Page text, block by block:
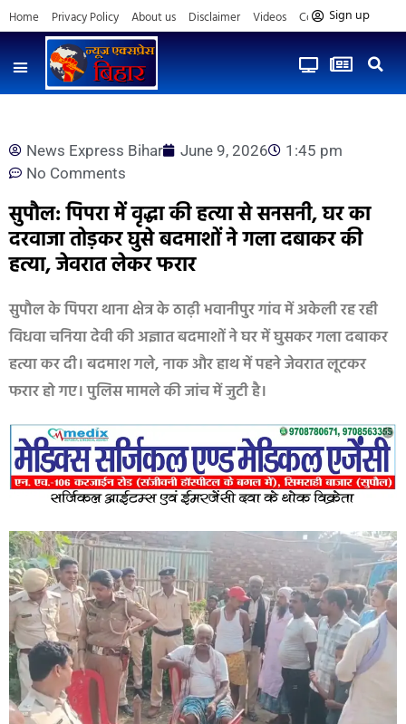
Home Privacy Policy About us Disclaimer Videos Contact us
Sign up
News Express Bihar June 9, 2026
1:45 pm
No Comments
सुपौल: पिपरा में वृद्धा की हत्या से सनसनी, घर का
दरवाजा तोड़कर घुसे बदमाशों ने गला दबाकर की
हत्या, जेवरात लेकर फरार
सुपौल के पिपरा थाना क्षेत्र के ठाढ़ी भवानीपुर गांव में अकेली रह रही
विधवा चनिया देवी की अज्ञात बदमाशों ने घर में घुसकर गला दबाकर
हत्या कर दी। बदमाश गले, नाक और हाथ में पहने जेवरात लूटकर
फरार हो गए। पुलिस मामले की जांच में जुटी है।